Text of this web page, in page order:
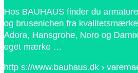
Hos BAUHAUS finder du
og brusenichen fra
Adora, Hansgrohe, Noro og
eget mærke …
http s://www.bauhaus.dk ›